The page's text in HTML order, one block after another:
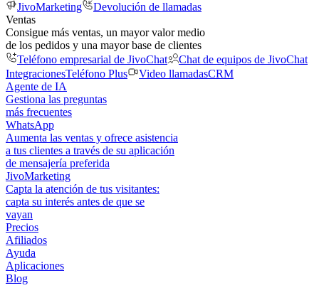
JivoMarketing
Devolución de llamadas
Ventas
Consigue más ventas, un mayor valor medio
de los pedidos y una mayor base de clientes
Teléfono empresarial de JivoChat
Chat de equipos de JivoChat
IntegracionesTeléfono Plus Video llamadasCRM
Agente de IA
Gestiona las preguntas
más frecuentes
WhatsApp
Aumenta las ventas y ofrece asistencia
a tus clientes a través de su aplicación
de mensajería preferida
JivoMarketing
Capta la atención de tus visitantes:
capta su interés antes de que se
vayan
Precios
Afiliados
Ayuda
Aplicaciones
Blog